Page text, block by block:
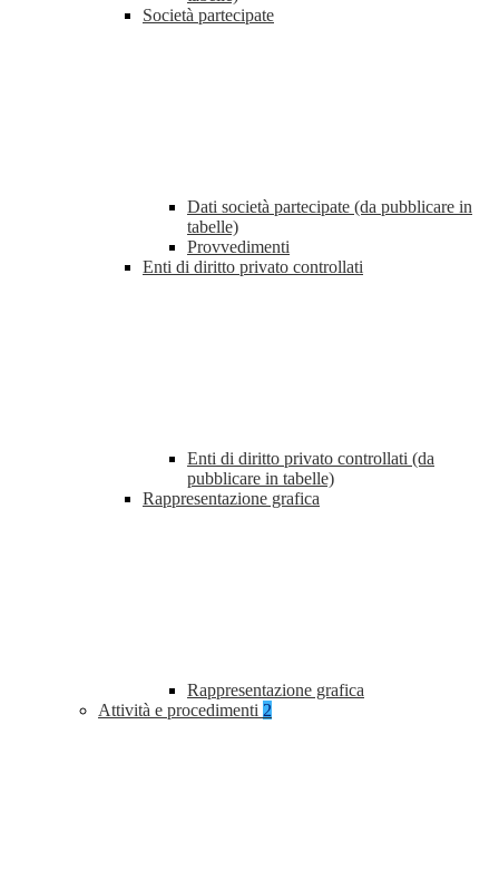
Società partecipate
Dati società partecipate (da pubblicare in
tabelle)
Provvedimenti
Enti di diritto privato controllati
Enti di diritto privato controllati (da
pubblicare in tabelle)
Rappresentazione grafica
Rappresentazione grafica
Attività e procedimenti 2